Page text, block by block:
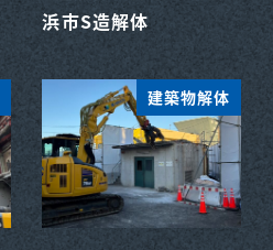
浜市S造解体
建築物解体